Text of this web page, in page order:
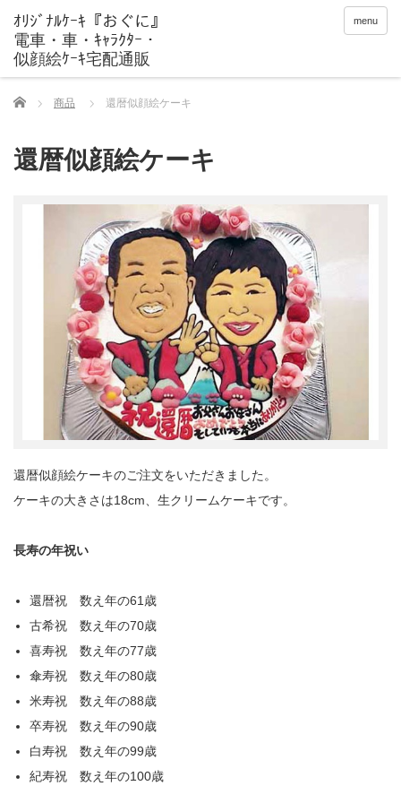
menu
Home 商品 還暦似顔絵ケーキ
還暦似顔絵ケーキ
還暦似顔絵ケーキのご注文をいただきました。
ケーキの大きさは18cm、生クリームケーキです。
長寿の年祝い
還暦祝 数え年の61歳
古希祝 数え年の70歳
喜寿祝 数え年の77歳
傘寿祝 数え年の80歳
米寿祝 数え年の88歳
卒寿祝 数え年の90歳
白寿祝 数え年の99歳
紀寿祝 数え年の100歳